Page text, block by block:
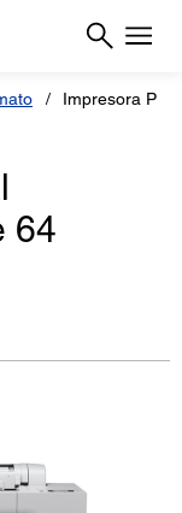
Impresora
64